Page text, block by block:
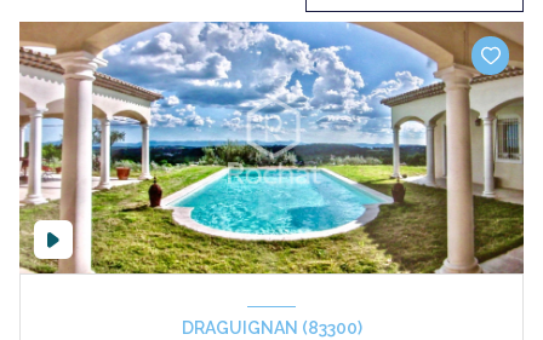
DRAGUIGNAN (83300)